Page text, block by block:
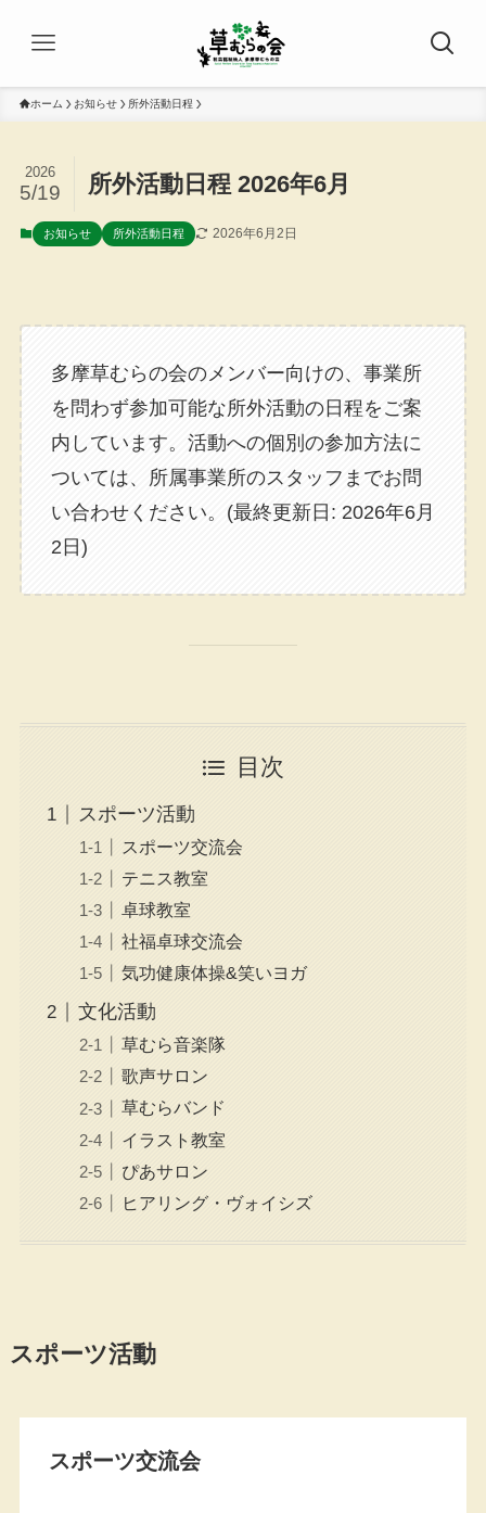
ホーム お知らせ 所外活動日程
所外活動日程 2026年6月
2026
5/19
お知らせ 所外活動日程 2026年6月2日
多摩草むらの会のメンバー向けの、事業所
を問わず参加可能な所外活動の日程をご案
内しています。活動への個別の参加方法に
ついては、所属事業所のスタッフまでお問
い合わせください。(最終更新日: 2026年6月
2日)
目次
スポーツ活動
スポーツ交流会
テニス教室
卓球教室
社福卓球交流会
気功健康体操&笑いヨガ
文化活動
草むら音楽隊
歌声サロン
草むらバンド
イラスト教室
ぴあサロン
ヒアリング・ヴォイシズ
スポーツ活動
スポーツ交流会